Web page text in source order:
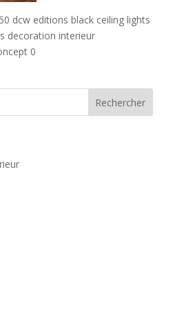
dcw editions black ceiling lights
decoration interieur
0